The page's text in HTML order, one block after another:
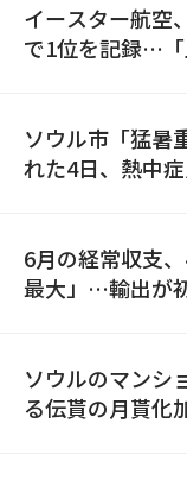
イースター航空
で1位を記録…「
ソウル市「猛暑
れた4日、熱中
6月の経常収支
最大」…輸出が
ソウルのマンシ
る伝貰の月貰化